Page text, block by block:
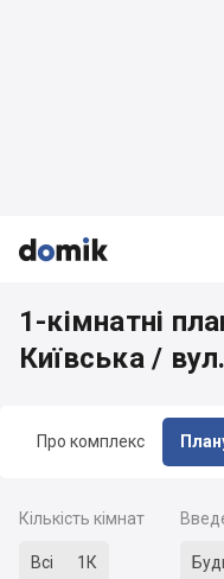



Про комплекс
1-кімнатні
Київська /
Кількість кімнат
Всі 1К